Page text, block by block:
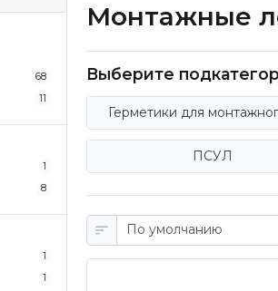
68
11
1
8
1
1
Монтажные
Выберите
Герметики для
ПСУЛ